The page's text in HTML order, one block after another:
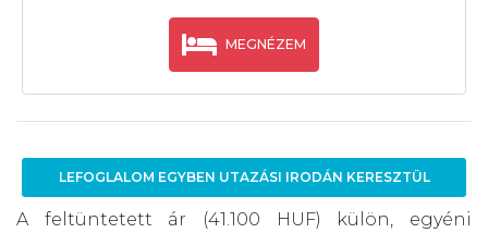
MEGNÉZEM
LEFOGLALOM EGYBEN UTAZÁSI IRODÁN KERESZTÜL
A feltüntetett ár (41.100 HUF) külön, egyéni